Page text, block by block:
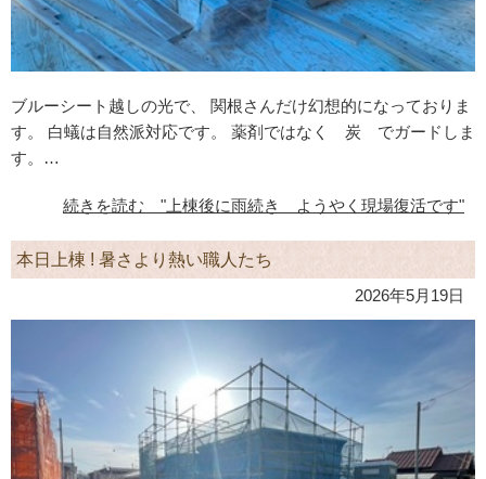
ブルーシート越しの光で、 関根さんだけ幻想的になっておりま
す。 白蟻は自然派対応です。 薬剤ではなく 炭 でガードしま
す。…
続きを読む "上棟後に雨続き ようやく現場復活です"
本日上棟 ! 暑さより熱い職人たち
2026年5月19日